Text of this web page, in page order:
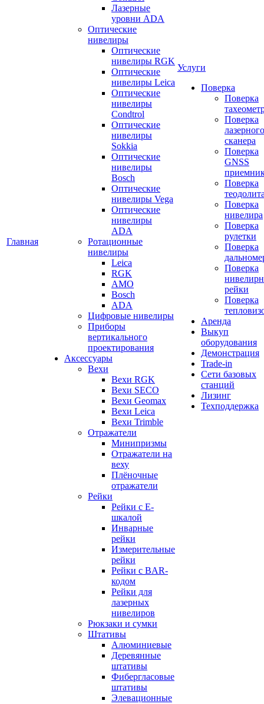
Главная
Лазерные
уровни ADA
Оптические
нивелиры
Оптические
нивелиры RGK
Оптические
нивелиры Leica
Оптические
нивелиры
Condtrol
Оптические
нивелиры
Sokkia
Оптические
нивелиры
Bosch
Оптические
нивелиры Vega
Оптические
нивелиры
ADA
Ротационные
нивелиры
Leica
RGK
AMO
Bosch
ADA
Цифровые нивелиры
Приборы
вертикального
проектирования
Аксессуары
Вехи
Вехи RGK
Вехи SECO
Вехи Geomax
Вехи Leica
Вехи Trimble
Отражатели
Минипризмы
Отражатели на
веху
Плёночные
отражатели
Рейки
Рейки с E-
шкалой
Инварные
рейки
Измерительные
рейки
Рейки с BAR-
кодом
Рейки для
лазерных
нивелиров
Рюкзаки и сумки
Штативы
Алюминиевые
Деревянные
штативы
Фибергласовые
штативы
Элевационные
Услуги
Поверка
Поверка
Поверка
лазерного
сканера
Поверка
GNSS
Поверка
Поверка
нивелира
Поверка
рулетки
Поверка
Поверка
рейки
Поверка
Аренда
Выкуп
оборудования
Демонстрация
Trade-in
Сети базовых
станций
Лизинг
Техподдержка